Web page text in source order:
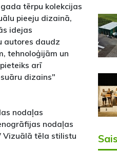
tērpu kolekcijas
pieeju dizainā,
idejas
autores daudz
tehnoloģijām un
arī
dizains"
nodaļas
nodaļas
Vizuālā tēla stilistu